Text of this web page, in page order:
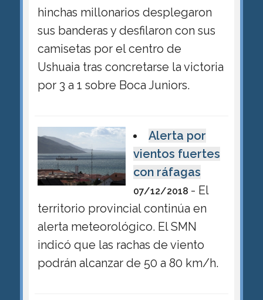
hinchas millonarios desplegaron
sus banderas y desfilaron con sus
camisetas por el centro de
Ushuaia tras concretarse la victoria
por 3 a 1 sobre Boca Juniors.
Alerta por
vientos fuertes
con ráfagas
07/12/2018 - El
territorio provincial continúa en
alerta meteorológico. El SMN
indicó que las rachas de viento
podrán alcanzar de 50 a 80 km/h.